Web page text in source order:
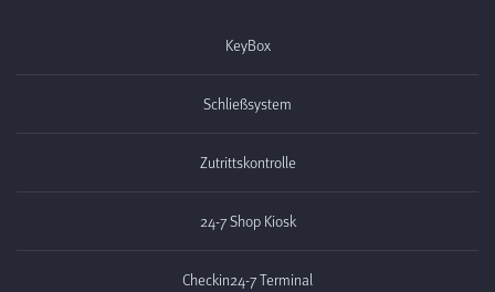
KeyBox
Schließsystem
Zutrittskontrolle
24-7 Shop Kiosk
Checkin24-7 Terminal